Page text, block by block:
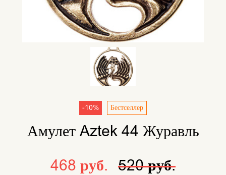
-10% Бестселлер
Амулет Aztek 44 Журавль
468 руб.
520 руб.